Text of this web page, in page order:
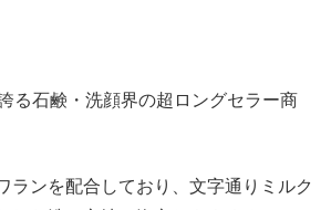
る石鹸・洗顔界の超ロングセラー商
ランを配合しており、文字通りミルク